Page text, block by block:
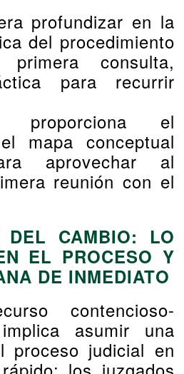
profundizar en la
del procedimiento
consulta,
para recurrir
proporciona el
mapa conceptual
aprovechar al
reunión con el
DEL CAMBIO: LO
EL PROCESO Y
DE INMEDIATO
contencioso-
asumir una
proceso judicial en